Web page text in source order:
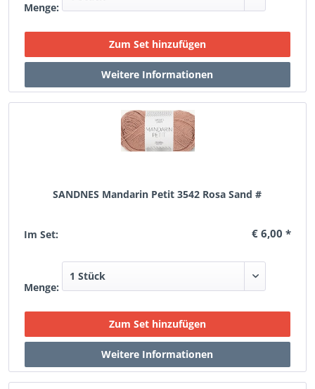
Menge:
SANDNES Mandarin Petit 3542 Rosa Sand #
Im Set: € 6,00 *
Menge: